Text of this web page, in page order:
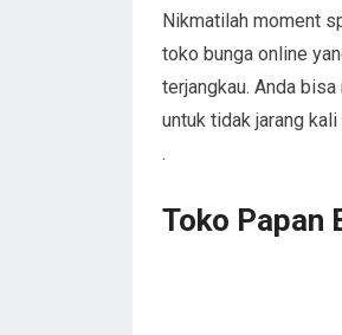
Nikmatilah moment
toko bunga online
terjangkau. Anda
untuk tidak jarang
.
Toko Papan